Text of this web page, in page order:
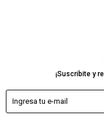
¡Suscribite y